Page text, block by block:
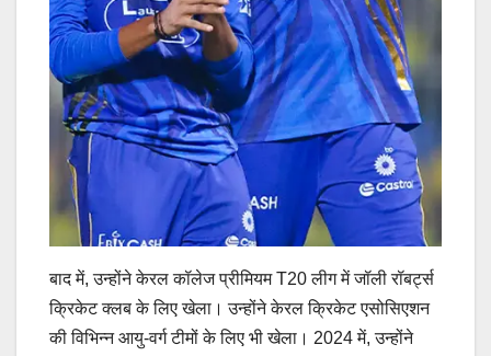
बाद में, उन्होंने केरल कॉलेज प्रीमियम T20 लीग में जॉली रॉबर्ट्स
क्रिकेट क्लब के लिए खेला। उन्होंने केरल क्रिकेट एसोसिएशन
की विभिन्न आयु-वर्ग टीमों के लिए भी खेला। 2024 में, उन्होंने